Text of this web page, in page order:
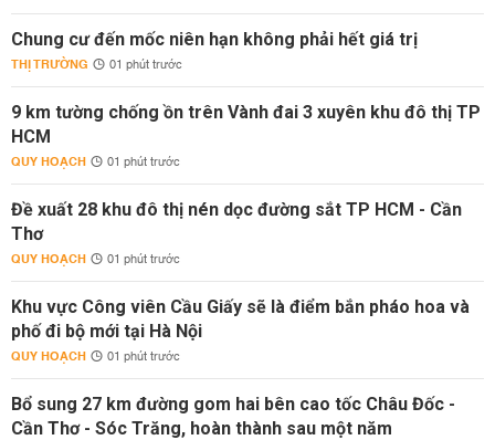
Chung cư đến mốc niên hạn không phải hết giá trị
THỊ TRƯỜNG 01 phút trước
9 km tường chống ồn trên Vành đai 3 xuyên khu đô thị TP
HCM
QUY HOẠCH 01 phút trước
Đề xuất 28 khu đô thị nén dọc đường sắt TP HCM - Cần
Thơ
QUY HOẠCH 01 phút trước
Khu vực Công viên Cầu Giấy sẽ là điểm bắn pháo hoa và
phố đi bộ mới tại Hà Nội
QUY HOẠCH 01 phút trước
Bổ sung 27 km đường gom hai bên cao tốc Châu Đốc -
Cần Thơ - Sóc Trăng, hoàn thành sau một năm